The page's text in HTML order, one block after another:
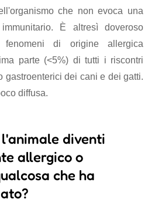
che non evoca una
È altresì doveroso
di origine allergica
parte (<5%) di tutti i riscontri
gastroenterici dei cani e dei gatti.
diffusa.
diventi
allergico o
che ha